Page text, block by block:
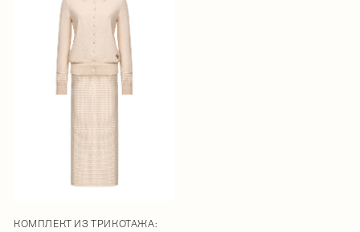
КОМПЛЕКТ ИЗ ТРИКОТАЖА: